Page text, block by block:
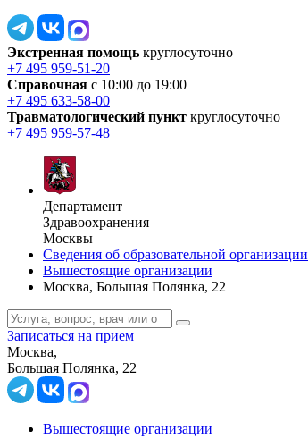
Экстренная помощь круглосуточно
+7 495 959-51-20
Справочная с 10:00 до 19:00
+7 495 633-58-00
Травматологический пункт круглосуточно
+7 495 959-57-48
Департамент
Здравоохранения
Москвы
Сведения об образовательной организации
Вышестоящие организации
Москва, Большая Полянка, 22
Записаться на прием
Москва,
Большая Полянка, 22
Вышестоящие организации